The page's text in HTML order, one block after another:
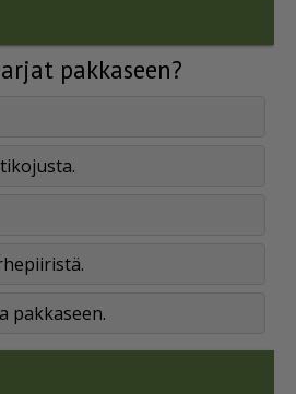
pakkaseen?
pakkaseen.